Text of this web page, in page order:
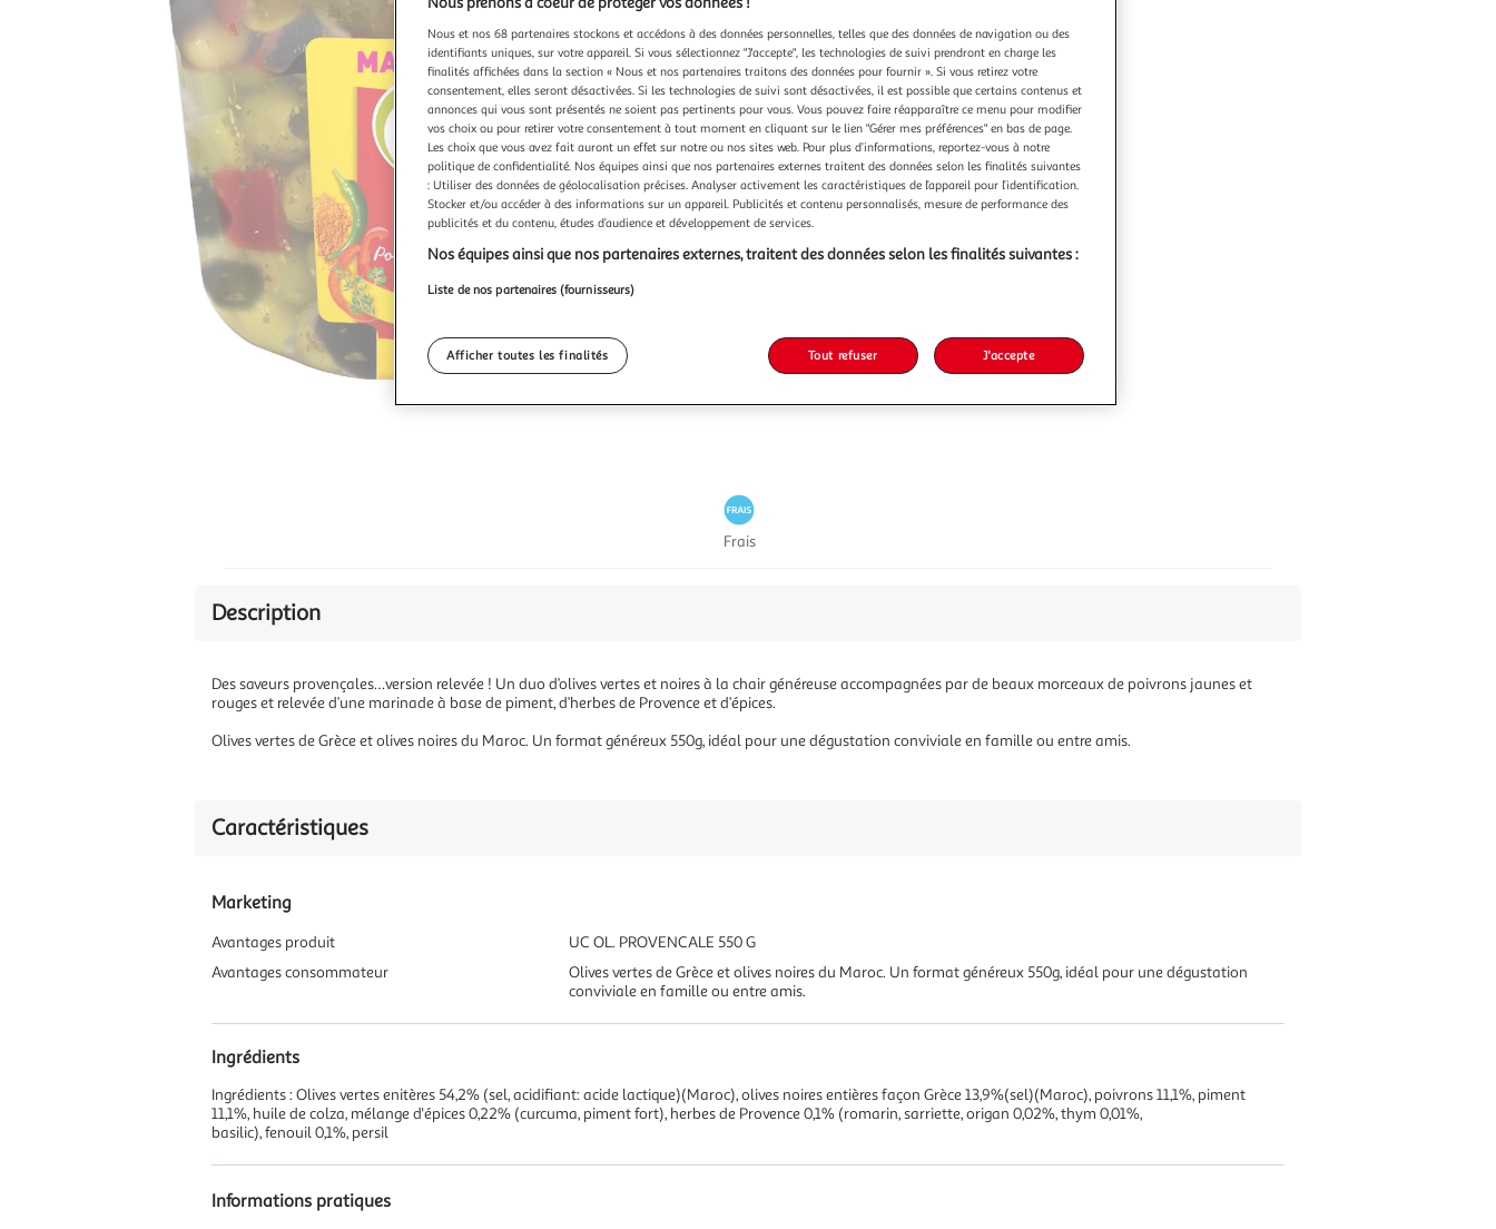
Frais
Description
Des saveurs provençales…version relevée ! Un duo d’olives vertes et noires à la chair généreuse accompagnées par de beaux morceaux de poivrons jaunes et
rouges et relevée d’une marinade à base de piment, d’herbes de Provence et d’épices.
Olives vertes de Grèce et olives noires du Maroc. Un format généreux 550g, idéal pour une dégustation conviviale en famille ou entre amis.
Caractéristiques
Marketing
Avantages produit
UC OL. PROVENCALE 550 G
Avantages consommateur
Olives vertes de Grèce et olives noires du Maroc. Un format généreux 550g, idéal pour une dégustation
conviviale en famille ou entre amis.
Ingrédients
Ingrédients : Olives vertes enitères 54,2% (sel, acidifiant: acide lactique)(Maroc), olives noires entières façon Grèce 13,9%(sel)(Maroc), poivrons 11,1%, piment
11,1%, huile de colza, mélange d'épices 0,22% (curcuma, piment fort), herbes de Provence 0,1% (romarin, sarriette, origan 0,02%, thym 0,01%,
basilic), fenouil 0,1%, persil
Informations pratiques
Nous et nos 68 partenaires stockons et accédons à des données personnelles, telles que des données de navigation ou des
identifiants uniques, sur votre appareil. Si vous sélectionnez "J'accepte", les technologies de suivi prendront en charge les
finalités affichées dans la section « Nous et nos partenaires traitons des données pour fournir ». Si vous retirez votre
consentement, elles seront désactivées. Si les technologies de suivi sont désactivées, il est possible que certains contenus et
annonces qui vous sont présentés ne soient pas pertinents pour vous. Vous pouvez faire réapparaître ce menu pour modifier
vos choix ou pour retirer votre consentement à tout moment en cliquant sur le lien "Gérer mes préférences" en bas de page.
Les choix que vous avez fait auront un effet sur notre ou nos sites web. Pour plus d’informations, reportez-vous à notre
politique de confidentialité. Nos équipes ainsi que nos partenaires externes traitent des données selon les finalités suivantes
: Utiliser des données de géolocalisation précises. Analyser activement les caractéristiques de l’appareil pour l’identification.
Stocker et/ou accéder à des informations sur un appareil. Publicités et contenu personnalisés, mesure de performance des
publicités et du contenu, études d’audience et développement de services.
Nos équipes ainsi que nos partenaires externes, traitent des données selon les finalités suivantes :
Liste de nos partenaires (fournisseurs)
Afficher toutes les finalités Tout refuser J'accepte